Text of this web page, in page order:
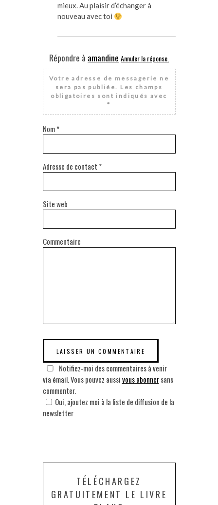
mieux. Au plaisir d’échanger à
nouveau avec toi
Répondre à amandine Annuler la réponse.
Votre adresse de messagerie ne
sera pas publiée. Les champs
obligatoires sont indiqués avec
*
Nom*
Adresse de contact *
Site web
Commentaire
Notifiez-moi des commentaires à venir
via émail. Vous pouvez aussivous abonnersans
commenter.
Oui, ajoutez moi à la liste de diffusion de la
newsletter
TÉLÉCHARGEZ
GRATUITEMENT LE LIVRE